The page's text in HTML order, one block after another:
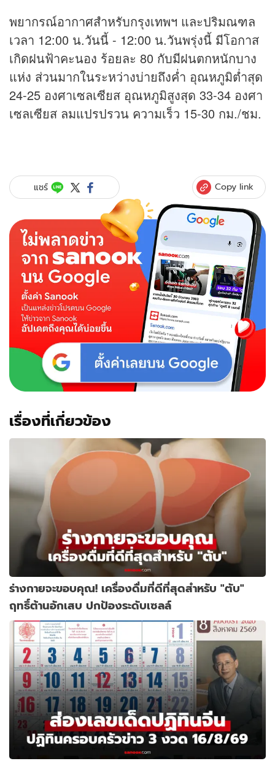
พยากรณ์อากาศสำหรับกรุงเทพฯ และปริมณฑล
เวลา 12:00 น.วันนี้ - 12:00 น.วันพรุ่งนี้ มีโอกาส
เกิดฝนฟ้าคะนอง ร้อยละ 80 กับมีฝนตกหนักบาง
แห่ง ส่วนมากในระหว่างบ่ายถึงค่ำ อุณหภูมิต่ำสุด
24-25 องศาเซลเซียส อุณหภูมิสูงสุด 33-34 องศา
เซลเซียส ลมแปรปรวน ความเร็ว 15-30 กม./ชม.
แชร์ Copy link
เรื่องที่เกี่ยวข้อง
ร่างกายจะขอบคุณ! เครื่องดื่มที่ดีที่สุดสำหรับ "ตับ"
ฤทธิ์ต้านอักเสบ ปกป้องระดับเซลล์